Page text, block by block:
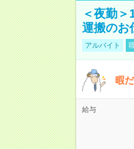
＜夜勤
運搬のお
アルバイト
暇
給与